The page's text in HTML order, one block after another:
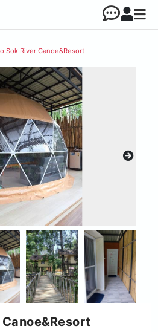
Sok River Canoe&Resort